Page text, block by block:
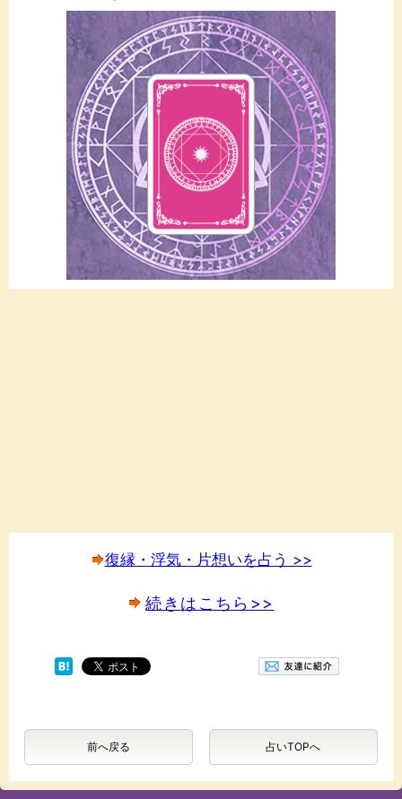
復縁・浮気・片想いを占う >>
続きはこちら>>
前へ戻る 占いTOPへ